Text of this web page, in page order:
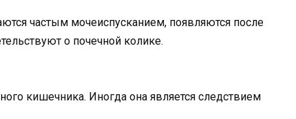
частым мочеиспусканием, появляются после
о почечной колике.
кишечника. Иногда она является следствием